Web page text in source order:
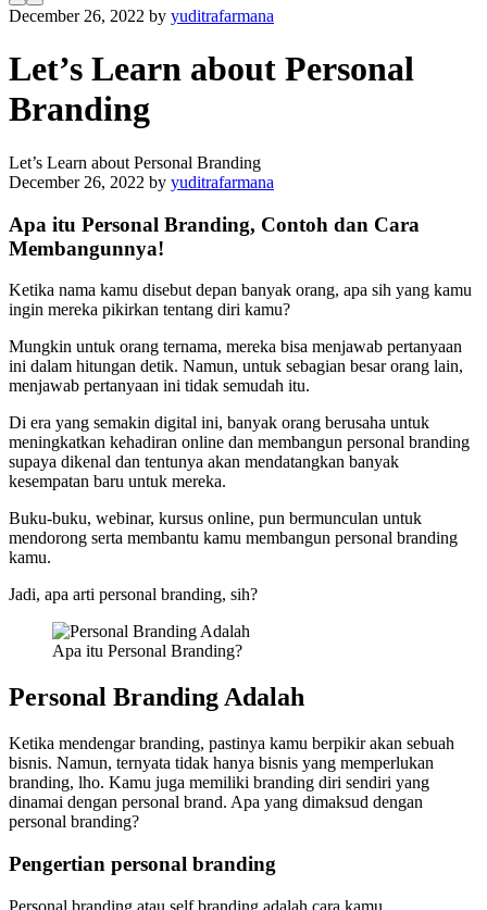
More
info
Main
menu
December 26, 2022 by yuditrafarmana
Let’s Learn about Personal
Branding
Let’s Learn about Personal Branding
December 26, 2022 by yuditrafarmana
Apa itu Personal Branding, Contoh dan Cara
Membangunnya!
Ketika nama kamu disebut depan banyak orang, apa sih yang kamu
ingin mereka pikirkan tentang diri kamu?
Mungkin untuk orang ternama, mereka bisa menjawab pertanyaan
ini dalam hitungan detik. Namun, untuk sebagian besar orang lain,
menjawab pertanyaan ini tidak semudah itu.
Di era yang semakin digital ini, banyak orang berusaha untuk
meningkatkan kehadiran online dan membangun personal branding
supaya dikenal dan tentunya akan mendatangkan banyak
kesempatan baru untuk mereka.
Buku-buku, webinar, kursus online, pun bermunculan untuk
mendorong serta membantu kamu membangun personal branding
kamu.
Jadi, apa arti personal branding, sih?
Apa itu Personal Branding?
Personal Branding Adalah
Ketika mendengar branding, pastinya kamu berpikir akan sebuah
bisnis. Namun, ternyata tidak hanya bisnis yang memperlukan
branding, lho. Kamu juga memiliki branding diri sendiri yang
dinamai dengan personal brand. Apa yang dimaksud dengan
personal branding?
Pengertian personal branding
Personal branding atau self branding adalah cara kamu